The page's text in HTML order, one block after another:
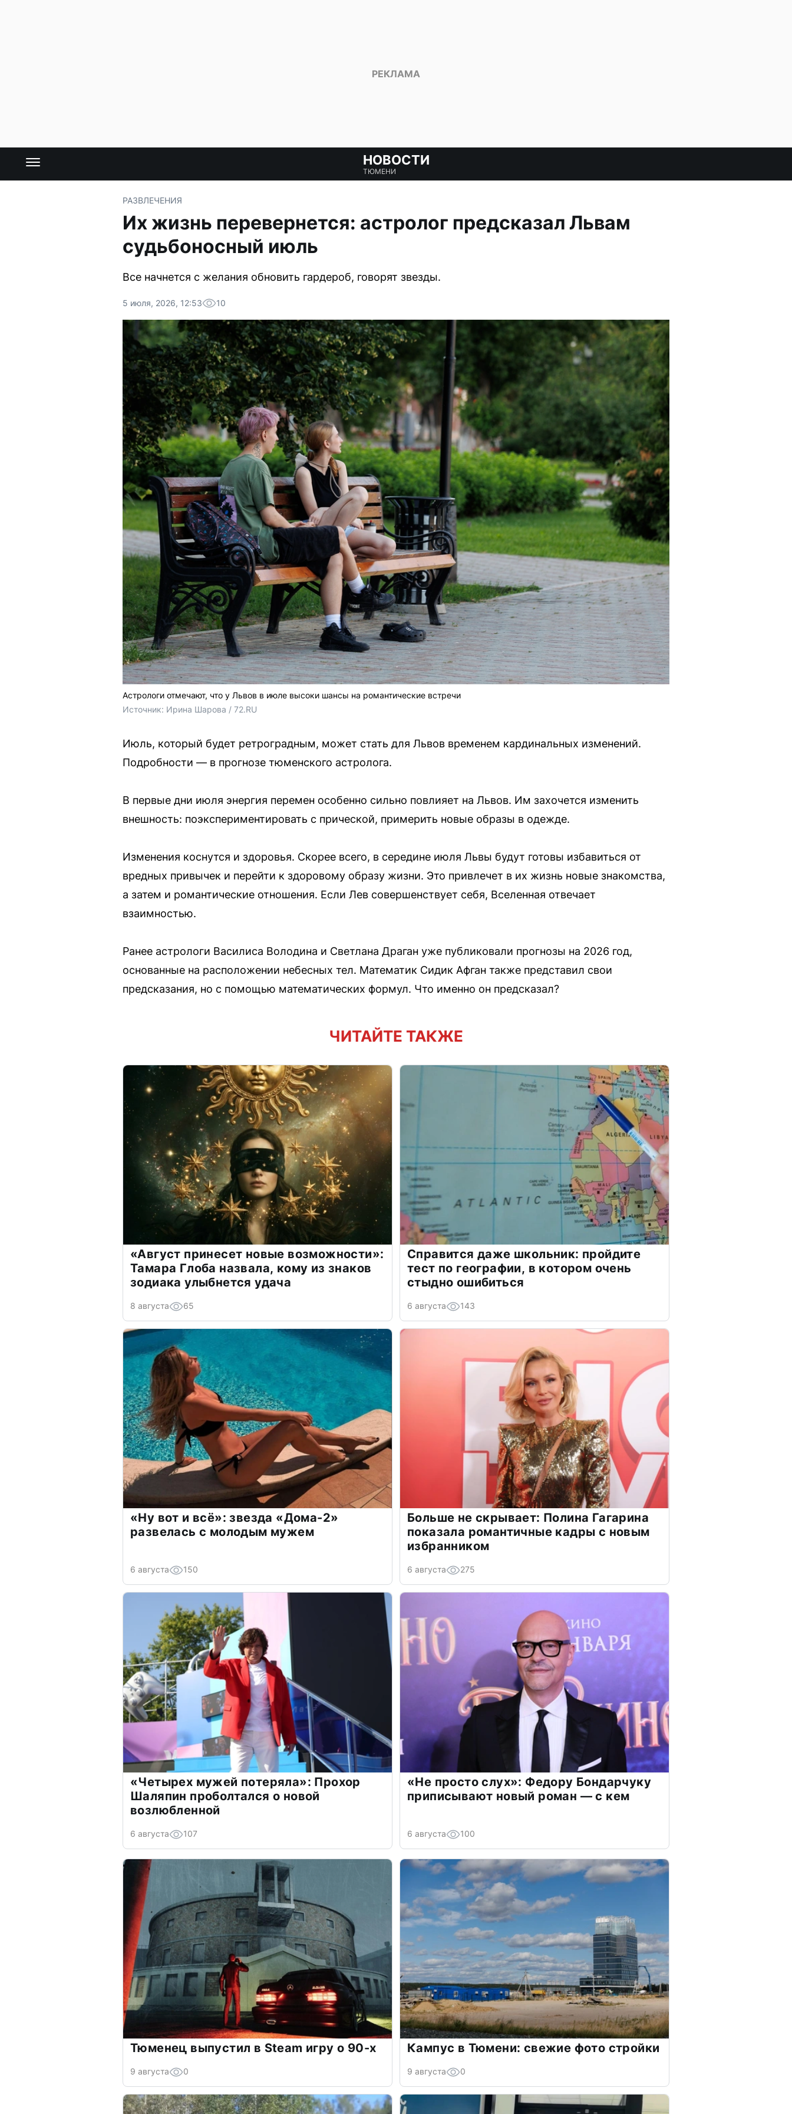
НОВОСТИ
ТЮМЕНИ
РАЗВЛЕЧЕНИЯ
Их жизнь перевернется: астролог предсказал Львам
судьбоносный июль
Все начнется с желания обновить гардероб, говорят звезды.
5 июля, 2026, 12:53 10
Астрологи отмечают, что у Львов в июле высоки шансы на романтические встречи
Источник: Ирина Шарова / 72.RU
Июль, который будет ретроградным, может стать для Львов временем кардинальных изменений.
Подробности — в прогнозе тюменского астролога.
В первые дни июля энергия перемен особенно сильно повлияет на Львов. Им захочется изменить
внешность: поэкспериментировать с прической, примерить новые образы в одежде.
Изменения коснутся и здоровья. Скорее всего, в середине июля Львы будут готовы избавиться от
вредных привычек и перейти к здоровому образу жизни. Это привлечет в их жизнь новые знакомства,
а затем и романтические отношения. Если Лев совершенствует себя, Вселенная отвечает
взаимностью.
Ранее астрологи Василиса Володина и Светлана Драган уже публиковали прогнозы на 2026 год,
основанные на расположении небесных тел. Математик Сидик Афган также представил свои
предсказания, но с помощью математических формул. Что именно он предсказал?
ЧИТАЙТЕ ТАКЖЕ
«Август принесет новые возможности»:
Тамара Глоба назвала, кому из знаков
зодиака улыбнется удача
8 августа 65
Справится даже школьник: пройдите
тест по географии, в котором очень
стыдно ошибиться
6 августа 143
«Ну вот и всё»: звезда «Дома-2»
развелась с молодым мужем
6 августа 150
Больше не скрывает: Полина Гагарина
показала романтичные кадры с новым
избранником
6 августа 275
«Четырех мужей потеряла»: Прохор
Шаляпин проболтался о новой
возлюбленной
6 августа 107
«Не просто слух»: Федору Бондарчуку
приписывают новый роман — с кем
6 августа 100
Тюменец выпустил в Steam игру о 90-х
9 августа 0
Кампус в Тюмени: свежие фото стройки
9 августа 0